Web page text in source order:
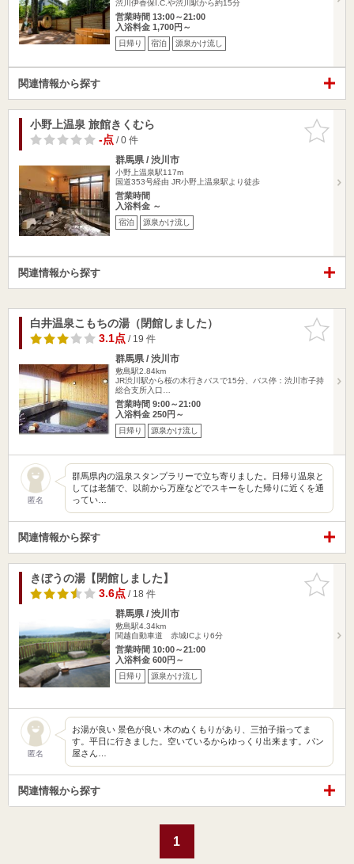
渋川伊香保I.C.や渋川駅から約15分
営業時間 13:00～21:00
入浴料金 1,700円～
日帰り 宿泊 源泉かけ流し
関連情報から探す
お気に入
りに追加
小野上温泉 旅館きくむら
-点/ 0 件
群馬県 / 渋川市
小野上温泉駅117m
国道353号経由 JR小野上温泉駅より徒歩
営業時間
入浴料金 ～
宿泊 源泉かけ流し
関連情報から探す
お気に入
りに追加
白井温泉こもちの湯（閉館しました）
3.1点/ 19 件
群馬県 / 渋川市
敷島駅2.84km
JR渋川駅から桜の木行きバスで15分、バス停：渋川市子持
総合支所入口…
営業時間 9:00～21:00
入浴料金 250円～
日帰り 源泉かけ流し
匿名
群馬県内の温泉スタンプラリーで立ち寄りました。日帰り温泉と
しては老舗で、以前から万座などでスキーをした帰りに近くを通
ってい…
関連情報から探す
お気に入
りに追加
きぼうの湯【閉館しました】
3.6点/ 18 件
群馬県 / 渋川市
敷島駅4.34km
関越自動車道 赤城ICより6分
営業時間 10:00～21:00
入浴料金 600円～
日帰り 源泉かけ流し
匿名
お湯が良い 景色が良い 木のぬくもりがあり、三拍子揃ってま
す。平日に行きました。空いているからゆっくり出来ます。パン
屋さん…
関連情報から探す
1